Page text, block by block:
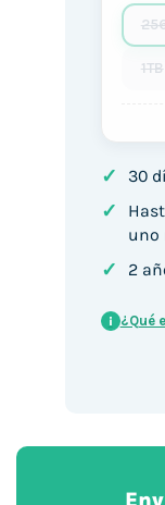
1TB
✓ 30
✓
uno
✓ 2
i ¿Qué